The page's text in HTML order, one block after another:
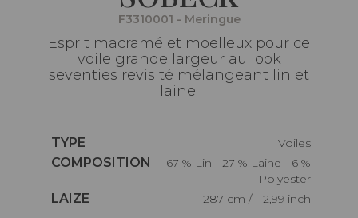
F3310001 - Meringue
Esprit macramé et moelleux pour ce
voile grande largeur au look
seventies revisité mélangeant lin et
laine.
Caractéristiques
TYPE
Voiles
Caractéristiques
COMPOSITION
67 % Lin - 27 % Laine - 6 %
Polyester
Caractéristiques
LAIZE 287 cm / 112,99 inch